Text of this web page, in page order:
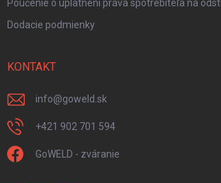
Poučenie o uplatnení práva spotrebiteľa na
Dodacie podmienky
KONTAKT
info@goweld.sk
+421 902 701 594
GoWELD - zváranie